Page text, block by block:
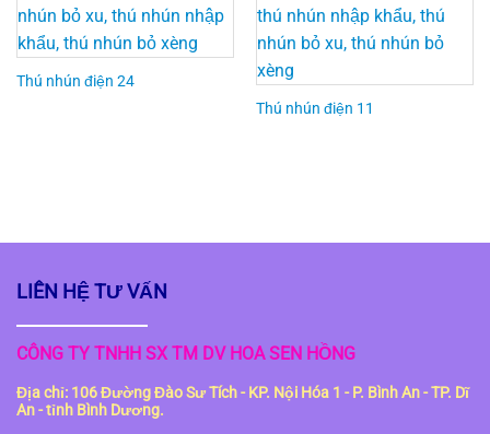
Wishlist
Thú nhún điện 24
Wishlist
Thú nhún điện 11
LIÊN HỆ TƯ VẤN
CÔNG TY TNHH SX TM DV HOA SEN HỒNG
Địa chỉ: 106 Đường Đào Sư Tích - KP. Nội Hóa 1 - P. Bình An - TP. Dĩ
An - tỉnh Bình Dương.